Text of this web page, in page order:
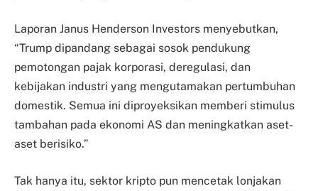
Laporan Janus Henderson Investors menyebutkan,
“Trump dipandang sebagai sosok pendukung
pemotongan pajak korporasi, deregulasi, dan
kebijakan industri yang mengutamakan pertumbuhan
domestik. Semua ini diproyeksikan memberi stimulus
tambahan pada ekonomi AS dan meningkatkan aset-
aset berisiko.”
Tak hanya itu, sektor kripto pun mencetak lonjakan